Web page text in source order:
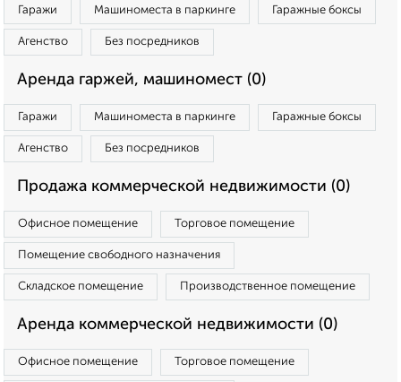
Гаражи Машиноместа в паркинге Гаражные боксы
Агенство Без посредников
Аренда гаржей, машиномест (0)
Гаражи Машиноместа в паркинге Гаражные боксы
Агенство Без посредников
Продажа коммерческой недвижимости (0)
Офисное помещение Торговое помещение
Помещение свободного назначения
Складское помещение Производственное помещение
Аренда коммерческой недвижимости (0)
Офисное помещение Торговое помещение